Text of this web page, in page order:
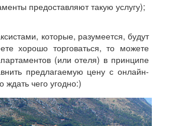
предоставляют такую услугу);
которые, разумеется, будут
хорошо торговаться, то можете
(или отеля) в принципе
предлагаемую цену с онлайн-
чего угодно:)